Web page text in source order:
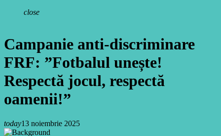
close
Campanie anti-discriminare
FRF: ”Fotbalul unește!
Respectă jocul, respectă
oamenii!”
today13 noiembrie 2025